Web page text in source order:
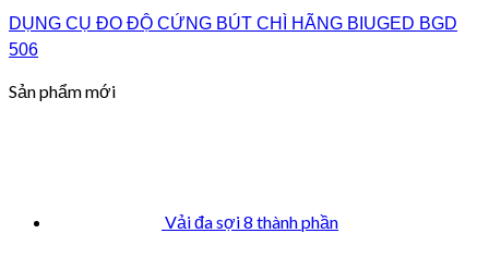
DỤNG CỤ ĐO ĐỘ CỨNG BÚT CHÌ HÃNG BIUGED BGD
506
Sản phẩm mới
Vải đa sợi 8 thành phần